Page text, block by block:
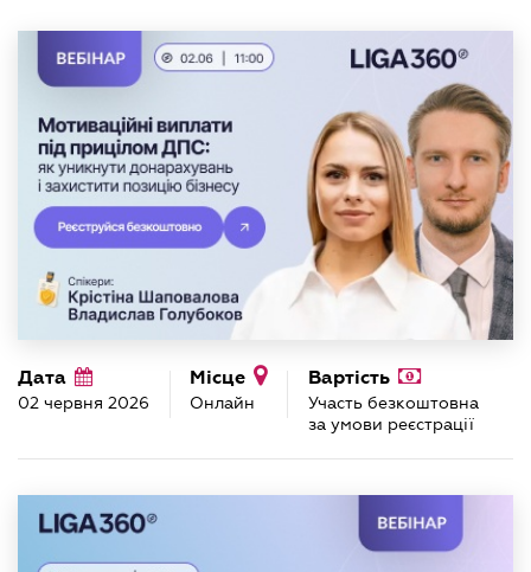
Дата
02 червня 2026
Місце
Онлайн
Вартість
Участь безкоштовна
за умови реєстрації